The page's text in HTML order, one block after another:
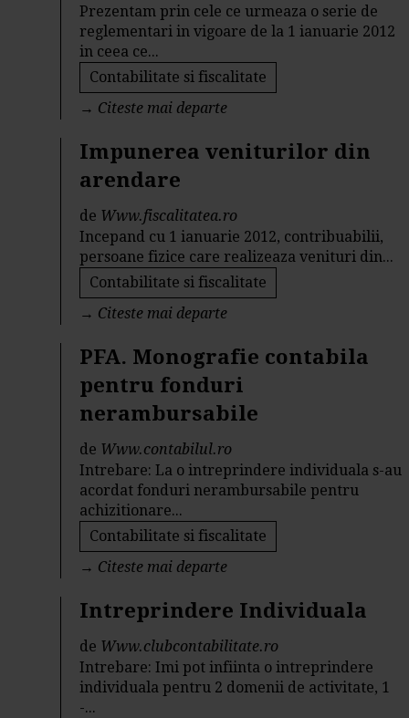
Prezentam prin cele ce urmeaza o serie de
reglementari in vigoare de la 1 ianuarie 2012
in ceea ce...
Contabilitate si fiscalitate
→ Citeste mai departe
Impunerea veniturilor din
arendare
de Www.fiscalitatea.ro
Incepand cu 1 ianuarie 2012, contribuabilii,
persoane fizice care realizeaza venituri din...
Contabilitate si fiscalitate
→ Citeste mai departe
PFA. Monografie contabila
pentru fonduri
nerambursabile
de Www.contabilul.ro
Intrebare: La o intreprindere individuala s-au
acordat fonduri nerambursabile pentru
achizitionare...
Contabilitate si fiscalitate
→ Citeste mai departe
Intreprindere Individuala
de Www.clubcontabilitate.ro
Intrebare: Imi pot infiinta o intreprindere
individuala pentru 2 domenii de activitate, 1
-...